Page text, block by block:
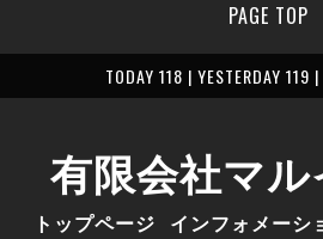
PAGE TOP
TODAY 118 | YESTERDAY
有限会社マ
トップページ インフォメーシ